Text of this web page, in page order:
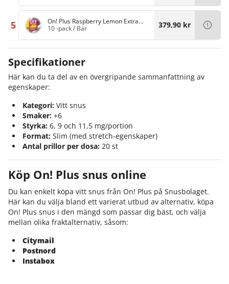
5
On! Plus Raspberry Lemon Extra
Strong 11,5mg
10 -pack/ Bär 379,90 kr
Specifikationer
Här kan du ta del av en övergripande sammanfattning av
egenskaper:
Kategori: Vitt snus
Smaker: +6
Styrka: 6, 9 och 11,5 mg/portion
Format: Slim (med stretch-egenskaper)
Antal prillor per dosa: 20 st
Köp On! Plus snus online
Du kan enkelt köpa vitt snus från On! Plus på Snusbolaget.
Här kan du välja bland ett varierat utbud av alternativ, köpa
On! Plus snus i den mängd som passar dig bäst, och välja
mellan olika fraktalternativ, såsom:
Citymail
Postnord
Instabox